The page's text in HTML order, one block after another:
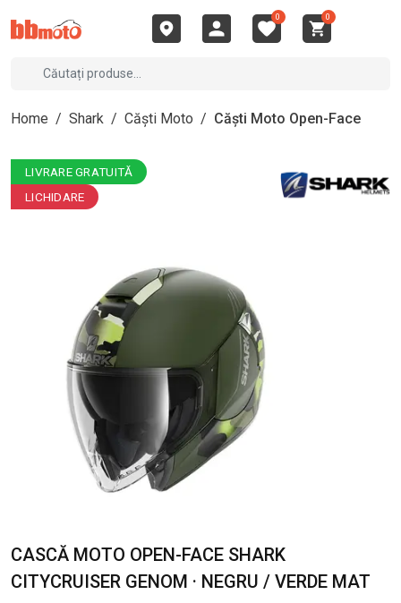
0 0
Home / Shark / Căști Moto / Căști Moto Open-Face
LIVRARE GRATUITĂ
LICHIDARE
CASCĂ MOTO OPEN-FACE SHARK
CITYCRUISER GENOM · NEGRU / VERDE MAT